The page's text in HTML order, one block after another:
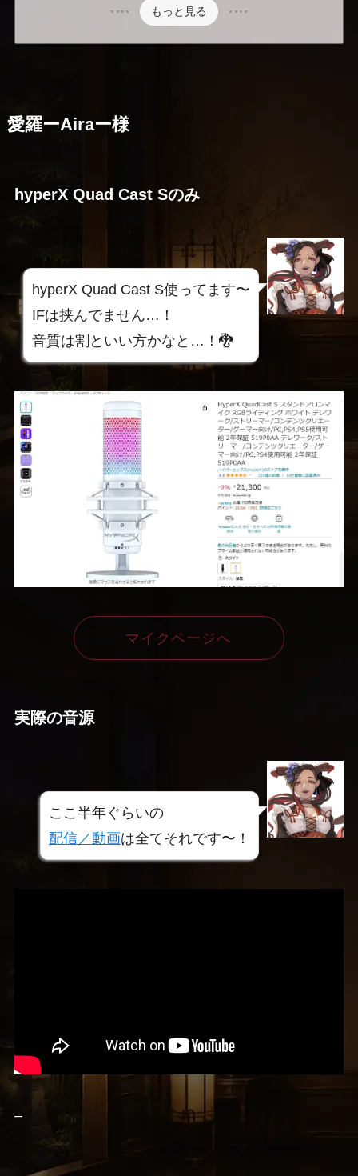
もっと見る
愛羅ーAiraー様
hyperX Quad Cast Sのみ
hyperX Quad Cast S使ってます〜
IFは挟んでません…！
音質は割といい方かなと…！🐉
マイクページへ
実際の音源
ここ半年ぐらいの
配信／動画は全てそれです〜！
–